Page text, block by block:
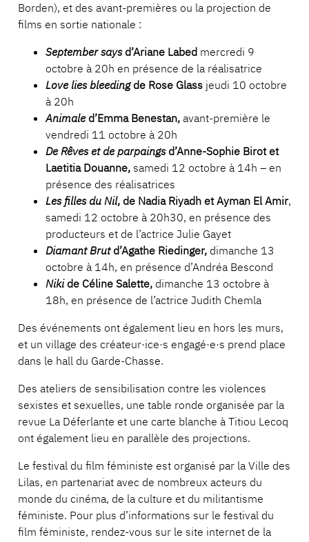
Borden), et des avant-premières ou la projection de
films en sortie nationale :
September saysd’Ariane Labedmercredi 9
octobre à 20h en présence de la réalisatrice
Love lies bleedingde Rose Glass jeudi 10 octobre
à 20h
Animaled’Emma Benestan,avant-première le
vendredi 11 octobre à 20h
De Rêves et de parpaingsd’Anne-Sophie Birot et
Laetitia Douanne, samedi 12 octobre à 14h – en
présence des réalisatrices
Les filles du Nil, de Nadia Riyadh et Ayman El Amir,
samedi 12 octobre à 20h30, en présence des
producteurs et de l’actrice Julie Gayet
Diamant Brutd’Agathe Riedinger, dimanche 13
octobre à 14h, en présence d’Andréa Bescond
Nikide Céline Salette,dimanche 13 octobre à
18h, en présence de l’actrice Judith Chemla
Des événements ont également lieu en hors les murs,
et un village des créateur·ice·s engagé·e·s prend place
dans le hall du Garde-Chasse.
Des ateliers de sensibilisation contre les violences
sexistes et sexuelles, une table ronde organisée par la
revue La Déferlante et une carte blanche à Titiou Lecoq
ont également lieu en parallèle des projections.
Le festival du film féministe est organisé par la Ville des
Lilas, en partenariat avec de nombreux acteurs du
monde du cinéma, de la culture et du militantisme
féministe. Pour plus d’informations sur le festival du
film féministe, rendez-vous sur le site internet de la